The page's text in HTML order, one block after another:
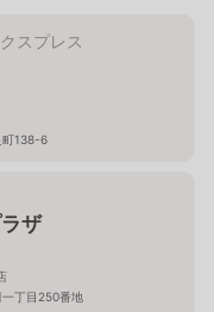
スプレス
町138-6
ザ
丁目250番地